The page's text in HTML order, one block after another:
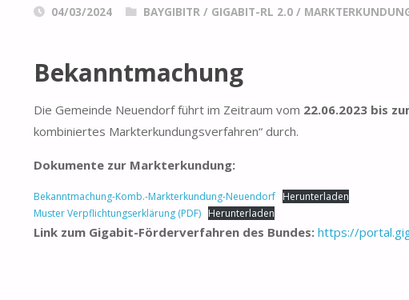
04/03/2024 BAYGIBITR/ GIGABIT-RL 2.0/
Bekanntmachung
Die Gemeinde Neuendorf führt im Zeitraum vom 22.06.2023 bis
kombiniertes Markterkundungsverfahren“ durch.
Dokumente zur Markterkundung:
Bekanntmachung-Komb.-Markterkundung-Neuendorf Herunterladen
Muster Verpflichtungserklärung (PDF) Herunterladen
Link zum Gigabit-Förderverfahren des Bundes: https://